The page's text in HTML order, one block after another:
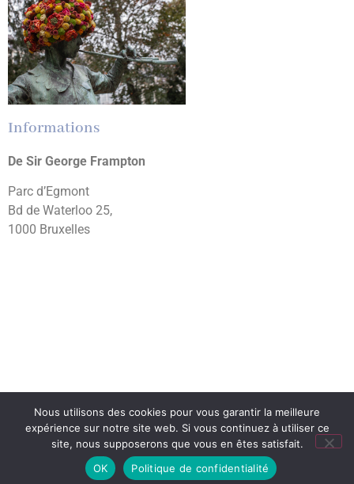
Informations
De Sir George Frampton
Parc d’Egmont
Bd de Waterloo 25,
1000 Bruxelles
Nous utilisons des cookies pour vous garantir la meilleure
expérience sur notre site web. Si vous continuez à utiliser ce
site, nous supposerons que vous en êtes satisfait.
OK
Politique de confidentialité